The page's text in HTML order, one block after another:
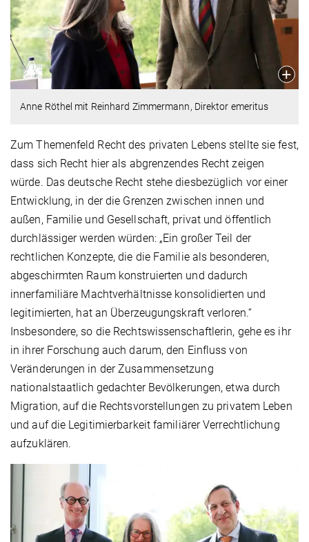
Anne Röthel mit Reinhard Zimmermann, Direktor emeritus
Zum Themenfeld Recht des privaten Lebens stellte sie fest,
dass sich Recht hier als abgrenzendes Recht zeigen
würde. Das deutsche Recht stehe diesbezüglich vor einer
Entwicklung, in der die Grenzen zwischen innen und
außen, Familie und Gesellschaft, privat und öffentlich
durchlässiger werden würden: „Ein großer Teil der
rechtlichen Konzepte, die die Familie als besonderen,
abgeschirmten Raum konstruierten und dadurch
innerfamiliäre Machtverhältnisse konsolidierten und
legitimierten, hat an Überzeugungskraft verloren.“
Insbesondere, so die Rechtswissenschaftlerin, gehe es ihr
in ihrer Forschung auch darum, den Einfluss von
Veränderungen in der Zusammensetzung
nationalstaatlich gedachter Bevölkerungen, etwa durch
Migration, auf die Rechtsvorstellungen zu privatem Leben
und auf die Legitimierbarkeit familiärer Verrechtlichung
aufzuklären.